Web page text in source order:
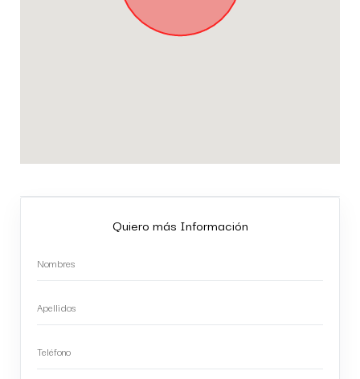
Quiero más Información